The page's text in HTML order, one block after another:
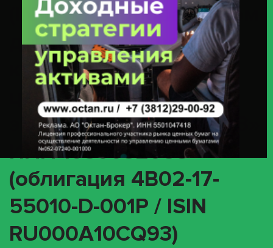
(INTR) О корпоративном
действии «Выплата
купонного дохода» с
ценными бумагами
эмитента ПАО «КАМАЗ»
ИНН 1650032058
(облигация 4B02-17-
55010-D-001P / ISIN
RU000A10CQ93)